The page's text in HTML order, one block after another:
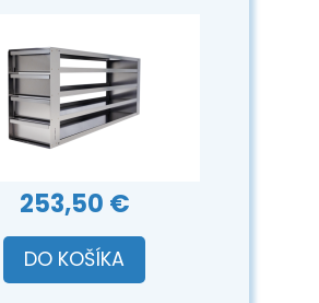
253,50 €
DO KOŠÍKA